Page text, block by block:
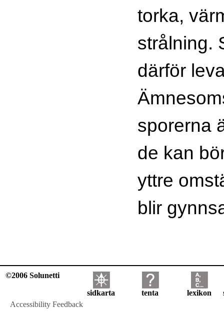
torka,
strålning.
därför
sporerna
de kan
yttre
blir
©2006 Solunetti
sidkarta tenta lexikon
Accessibility Feedback